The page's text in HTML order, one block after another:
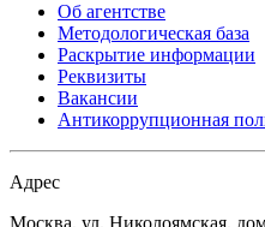
Об агентстве
Методологическая база
Раскрытие информации
Реквизиты
Вакансии
Антикоррупционная
Адрес